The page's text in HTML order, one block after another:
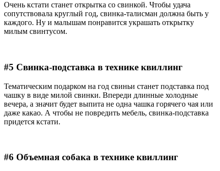
Очень кстати станет открытка со свинкой. Чтобы удача
сопутствовала круглый год, свинка-талисман должна быть у
каждого. Ну и малышам понравится украшать открытку
милым свинтусом.
#5 Свинка-подставка в технике квиллинг
Тематическим подарком на год свиньи станет подставка под
чашку в виде милой свинки. Впереди длинные холодные
вечера, а значит будет выпита не одна чашка горячего чая или
даже какао. А чтобы не повредить мебель, свинка-подставка
придется кстати.
#6 Объемная собака в технике квиллинг